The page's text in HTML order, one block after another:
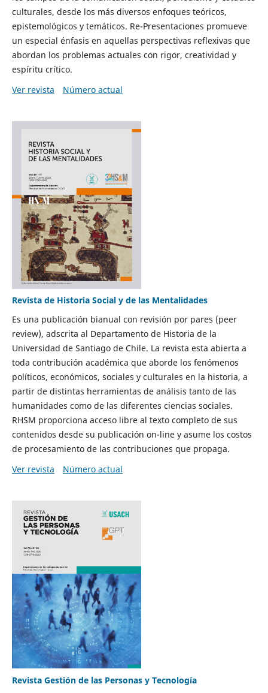
culturales, desde los más diversos enfoques teóricos,
epistemológicos y temáticos. Re-Presentaciones promueve
un especial énfasis en aquellas perspectivas reflexivas que
abordan los problemas actuales con rigor, creatividad y
espíritu crítico.
Ver revista
Número actual
Revista de Historia Social y de las Mentalidades
Es una publicación bianual con revisión por pares (peer
review), adscrita al Departamento de Historia de la
Universidad de Santiago de Chile. La revista esta abierta a
toda contribución académica que aborde los fenómenos
políticos, económicos, sociales y culturales en la historia, a
partir de distintas herramientas de análisis tanto de las
humanidades como de las diferentes ciencias sociales.
RHSM proporciona acceso libre al texto completo de sus
contenidos desde su publicación on-line y asume los costos
de procesamiento de las contribuciones que propaga.
Ver revista
Número actual
Revista Gestión de las Personas y Tecnología